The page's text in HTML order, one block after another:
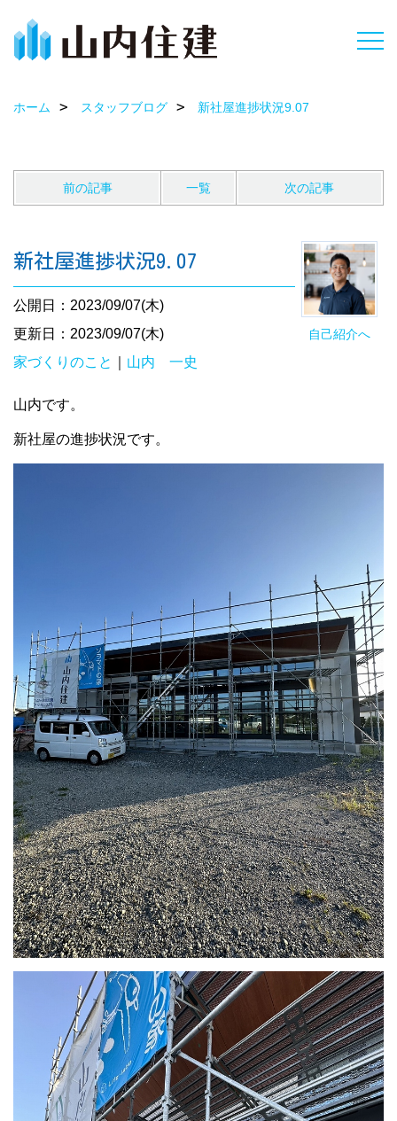
ホーム スタッフブログ 新社屋進捗状況9.07
前の記事 一覧 次の記事
自己紹介へ
新社屋進捗状況9.07
公開日：2023/09/07(木)
更新日：2023/09/07(木)
家づくりのこと
山内 一史
山内です。
新社屋の進捗状況です。